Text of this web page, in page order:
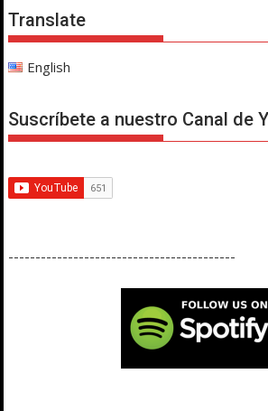
Translate
English
Suscríbete a nuestro Canal de
------------------------------------------